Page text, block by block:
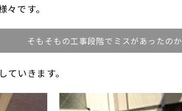
です。
そもそもの工事段階でミスがあったのか
いきます。